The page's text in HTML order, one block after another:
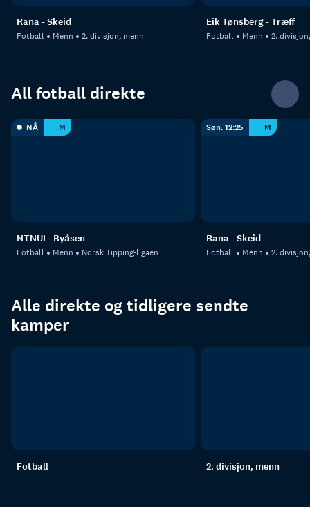
Rana - Skeid
Fotball Menn 2. divisjon, menn
Eik Tønsberg - Træff
Fotball Menn 2.
All fotball direkte
NÅ M
NTNUI - Byåsen
Fotball Menn Norsk Tipping-ligaen
Søn. 12:25 M
Rana - Skeid
Fotball Menn 2.
Alle direkte og tidligere sendte
kamper
Fotball 2. divisjon, menn